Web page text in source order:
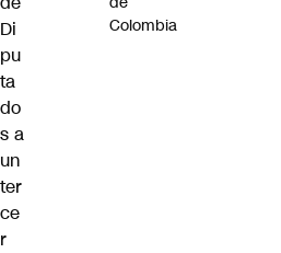
Di
pu
ta
do
s a
un
ter
ce
r
Colombia